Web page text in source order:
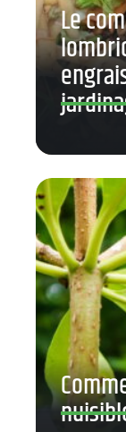
Le